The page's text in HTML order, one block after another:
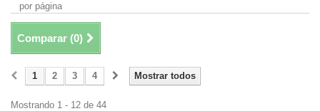
por página
Comparar (0)
Mostrar todos
1 2 3 4
Mostrando 1 - 12 de 44